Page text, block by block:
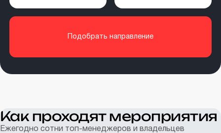
Подобрать направление
Как проходят мероприятия
Ежегодно сотни топ-менеджеров и владельцев